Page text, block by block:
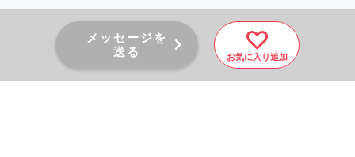
メッセージを
送る
お気に入り追加